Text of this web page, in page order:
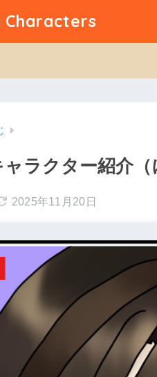
Characters
ャラクター紹介（
2025年11月20日